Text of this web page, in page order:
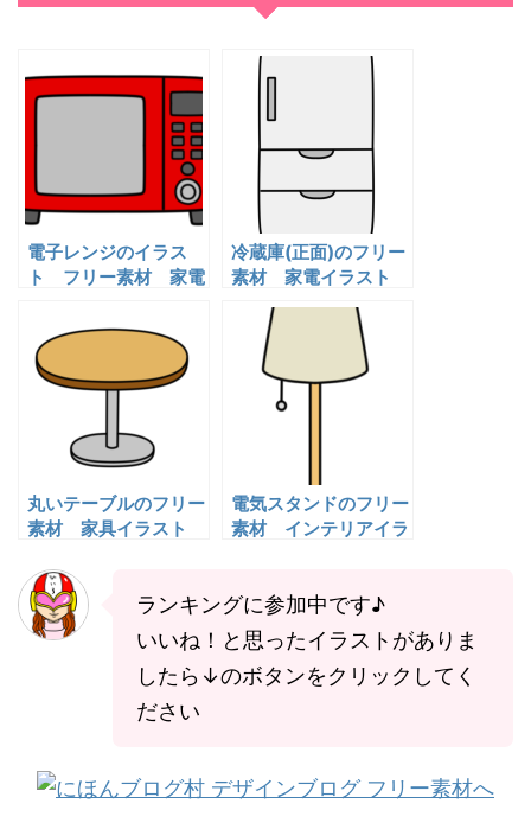
電子レンジのイラス
ト フリー素材 家電
冷蔵庫(正面)のフリー
素材 家電イラスト
丸いテーブルのフリー
素材 家具イラスト
電気スタンドのフリー
素材 インテリアイラ
ランキングに参加中です♪
いいね！と思ったイラストがありま
したら↓のボタンをクリックしてく
ださい